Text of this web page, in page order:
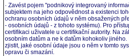
· Zavést pojem "podnikový integrovaný
subjektem na jeho odpovědnost a existenci
ochranu osobních údajů v něm obsažených
- osobních údajů - z tohoto systému). Pro
certifikaci uživatele u certifikační autority. Na
osobním datům a ne k datům kohokoliv
zjistit, jaké osobní údaje jsou o něm v tomto
opravu či smazání.